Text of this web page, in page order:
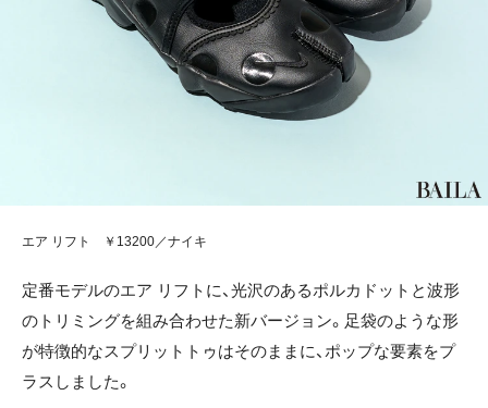
エア リフト ￥13200／ナイキ
定番モデルのエア リフトに、光沢のあるポルカドットと波形
のトリミングを組み合わせた新バージョン。足袋のような形
が特徴的なスプリットトゥはそのままに、ポップな要素をプ
ラスしました。